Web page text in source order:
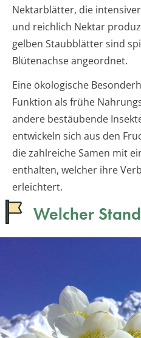
Nektarblätter, die
und reichlich Nektar
gelben Staubblätter sind
Blütenachse angeordnet.
Eine ökologische
Funktion als frühe
andere bestäubende
entwickeln sich aus den
die zahlreiche Samen mit
enthalten, welcher ihre
erleichtert.
Welcher